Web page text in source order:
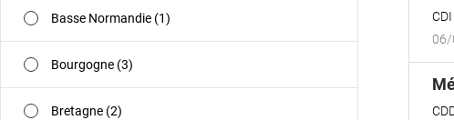
Basse Normandie (1)
Bourgogne (3)
Bretagne (2)
CDI